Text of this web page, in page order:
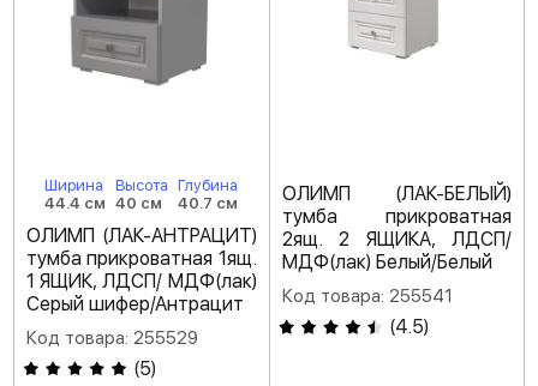
Ширина
44.4 см
Высота
40 см
Глубина
40.7 см
ОЛИМП (ЛАК-АНТРАЦИТ)
тумба прикроватная 1ящ.
1 ЯЩИК, ЛДСП/ МДФ(лак)
Серый шифер/Антрацит
Код товара: 255529
(5)
ОЛИМП (ЛАК-БЕЛЫЙ)
тумба прикроватная
2ящ. 2 ЯЩИКА, ЛДСП/
МДФ(лак) Белый/Белый
Код товара: 255541
(4.5)